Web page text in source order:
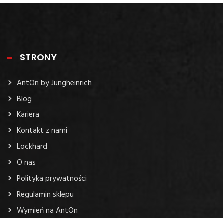
STRONY
AntOn by Jungheinrich
Blog
Kariera
Kontakt z nami
Lockhard
O nas
Polityka prywatności
Regulamin sklepu
Wymień na AntOn